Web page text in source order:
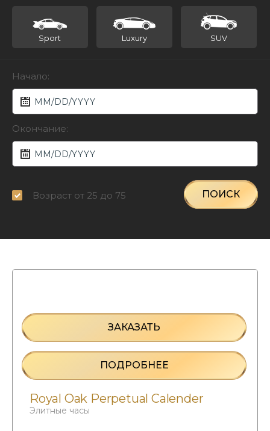
Sport Luxury SUV
Начало:
Окончание:
Возраст от 25 до 75 ПОИСК
ЗАКАЗАТЬ
ПОДРОБНЕЕ
Royal Oak Perpetual Calender
Элитные часы